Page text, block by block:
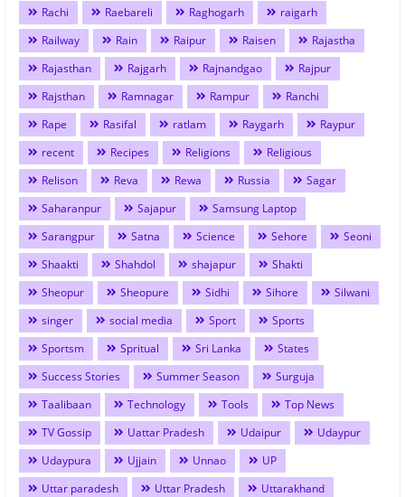
Rachi
Raebareli Raghogarh
raigarh
Railway
Rain Raipur Raisen
Rajastha
Rajasthan
Rajgarh Rajnandgao
Rajpur
Rajsthan
Ramnagar Rampur
Ranchi
Rape
Rasifal ratlam Raygarh
Raypur
recent
Recipes Religions
Religious
Relison
Reva Rewa Russia
Sagar
Saharanpur
Sajapur
Samsung Laptop
Sarangpur
Satna Science Sehore
Seoni
Shaakti
Shahdol shajapur
Shakti
Sheopur
Sheopure Sidhi Sihore
Silwani
singer
social media Sport
Sports
Sportsm
Spritual Sri Lanka
States
Success Stories
Summer Season
Surguja
Taalibaan
Technology Tools
Top News
TV Gossip
Uattar Pradesh Udaipur
Udaypur
Udaypura
Ujjain Unnao
UP
Uttar paradesh
Uttar Pradesh
Uttarakhand